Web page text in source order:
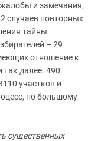
и замечания,
случаев повторных
тайны
– 29
отношение к
так далее. 490
участков и
по большому
существенных